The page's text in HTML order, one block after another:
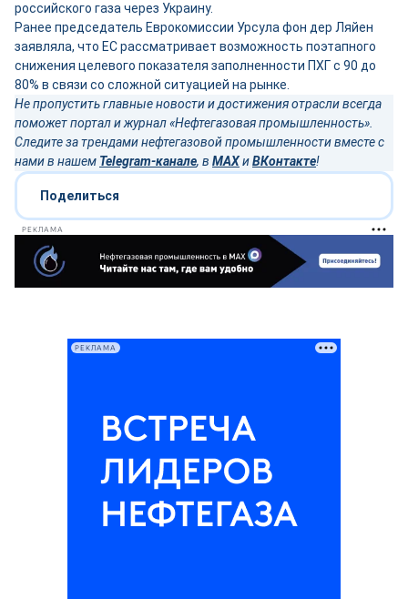
российского газа через Украину.
Ранее председатель Еврокомиссии Урсула фон дер Ляйен
заявляла, что ЕС рассматривает возможность поэтапного
снижения целевого показателя заполненности ПХГ с 90 до
80% в связи со сложной ситуацией на рынке.
Не пропустить главные новости и достижения отрасли всегда
поможет портал и журнал «Нефтегазовая промышленность».
Следите за трендами нефтегазовой промышленности вместе с
нами в нашем Telegram-канале, в MAXиВКонтакте!
Поделиться
РЕКЛАМА
РЕКЛАМА